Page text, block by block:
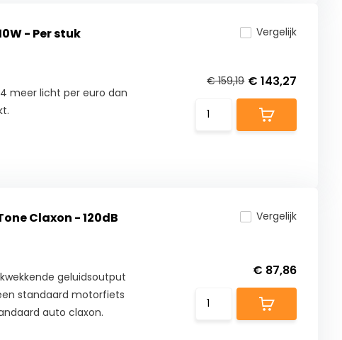
- Per stuk
meer licht per euro dan
Vergelijk
€ 159,19 € 143,27
Claxon - 120dB
geluidsoutput
standaard motorfiets
auto claxon.
Vergelijk
€ 87,86